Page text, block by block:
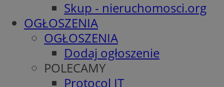
Skup - nieruchomosci.org
OGŁOSZENIA
OGŁOSZENIA
Dodaj ogłoszenie
POLECAMY
Protocol IT